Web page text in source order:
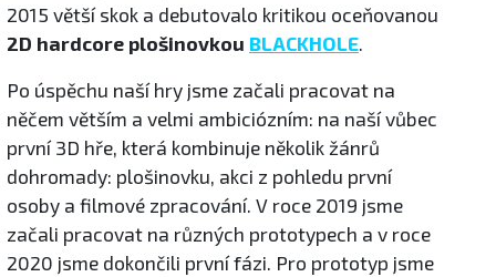
2015 větší skok a debutovalo kritikou oceňovanou
2D hardcore plošinovkou BLACKHOLE.
Po úspěchu naší hry jsme začali pracovat na
něčem větším a velmi ambiciózním: na naší vůbec
první 3D hře, která kombinuje několik žánrů
dohromady: plošinovku, akci z pohledu první
osoby a filmové zpracování. V roce 2019 jsme
začali pracovat na různých prototypech a v roce
2020 jsme dokončili první fázi. Pro prototyp jsme